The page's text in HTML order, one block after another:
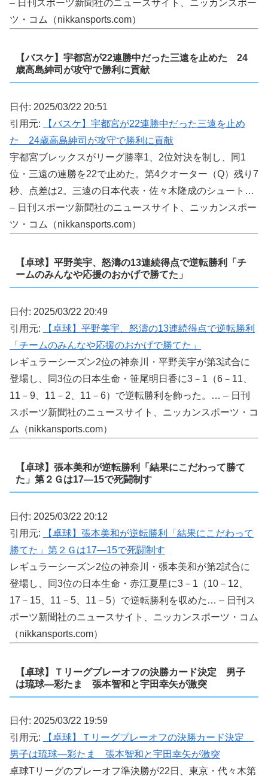
– 日刊スポーツ新聞社のニュースサイト、ニッカンスポー
ツ・コム（nikkansports.com）
【バスケ】宇都宮が22連勝中だった三遠を止めた 24
歳高島紳司が攻守で勝利に貢献
日付: 2025/03/22 20:51
引用元:
【バスケ】宇都宮が22連勝中だった三遠を止め
た 24歳高島紳司が攻守で勝利に貢献
宇都宮ブレックスがリーグ勝率1、2位対決を制し、同1
位・三遠の連勝を22で止めた。第4クオーター（Q）残り7
秒、点差は2。三遠の日本代表・佐々木隆成のシュート…
– 日刊スポーツ新聞社のニュースサイト、ニッカンスポー
ツ・コム（nikkansports.com）
【卓球】平野美宇、怒濤の13連続得点で逆転勝利「チ
ームのみんなや応援のおかげで勝てた」
日付: 2025/03/22 20:49
引用元:
【卓球】平野美宇、怒濤の13連続得点で逆転勝利
「チームのみんなや応援のおかげで勝てた」
レギュラーシーズン2位の神奈川・平野美宇が第3試合に
登場し、同3位の日本生命・笹尾明日香に3－1（6－11、
11－9、11－2、11－6）で逆転勝利を飾った。… – 日刊
スポーツ新聞社のニュースサイト、ニッカンスポーツ・コ
ム（nikkansports.com）
【卓球】張本美和が逆転勝利「結果にこだわって勝て
た」第２Ｇは17―15で死闘制す
日付: 2025/03/22 20:12
引用元:
【卓球】張本美和が逆転勝利「結果にこだわって
勝てた」第２Ｇは17―15で死闘制す
レギュラーシーズン2位の神奈川・張本美和が第2試合に
登場し、同3位の日本生命・赤江夏星に3－1（10－12、
17－15、11－5、11－5）で逆転勝利を収めた… – 日刊ス
ポーツ新聞社のニュースサイト、ニッカンスポーツ・コム
（nikkansports.com）
【卓球】Ｔリーグプレーオフの決勝カード決定 男子
は琉球―彩たま 張本智和と宇田幸矢が激突
日付: 2025/03/22 19:59
引用元:
【卓球】Ｔリーグプレーオフの決勝カード決定
男子は琉球―彩たま 張本智和と宇田幸矢が激突
卓球Tリーグのプレーオフ準決勝が22日、東京・代々木第